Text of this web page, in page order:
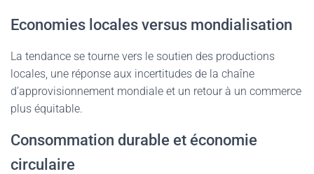
Economies locales versus mondialisation
La tendance se tourne vers le soutien des productions
locales, une réponse aux incertitudes de la chaîne
d’approvisionnement mondiale et un retour à un commerce
plus équitable.
Consommation durable et économie
circulaire